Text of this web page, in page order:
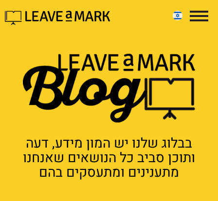
בבלוג שלנו יש המון מידע, דעה
ותוכן סביב כל הנושאים שאנחנו
מתענינים ומתעסקים בהם